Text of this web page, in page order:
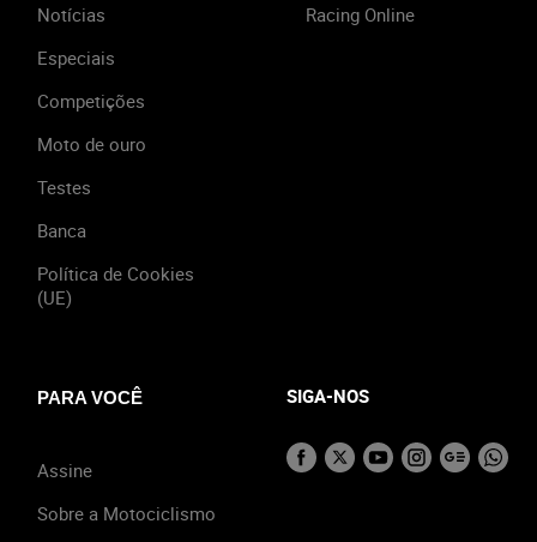
Notícias
Especiais
Competições
Moto de ouro
Testes
Banca
Política de Cookies
(UE)
Racing Online
PARA VOCÊ
Assine
Sobre a Motociclismo
SIGA-NOS